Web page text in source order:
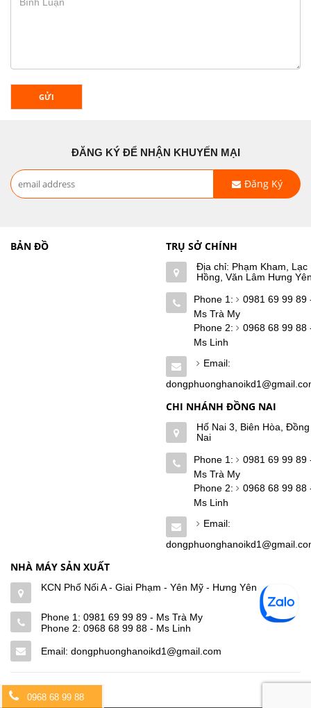
GỬI
0968 68 99 88
ĐĂNG KÝ ĐỂ NHẬN KHUYẾN MẠI
Đăng Ký
BẢN ĐỒ TRỤ SỞ CHÍNH
Địa chỉ: Phạm Kham, Lạc
Hồng, Văn Lâm Hưng
Phone 1:
0981 69 99 89
Ms Trà My
Phone 2:
0968 68 99 88
Ms Linh
Email:
CHI NHÁNH ĐỒNG NAI
Hố Nai 3, Biên Hòa, Đồng
Nai
Phone 1:
0981 69 99 89
Ms Trà My
Phone 2:
0968 68 99 88
Ms Linh
Email:
NHÀ MÁY SẢN XUẤT
KCN Phố Nối A - Giai Phạm - Yên Mỹ - Hưng Yên
Phone 1: 0981 69 99 89 - Ms Trà My
Phone 2: 0968 68 99 88 - Ms Linh
Email: dongphuonghanoikd1@gmail.com